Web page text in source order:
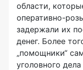
области,
оперативно-
задержали их
денег. Более
„помощники“
уголовного